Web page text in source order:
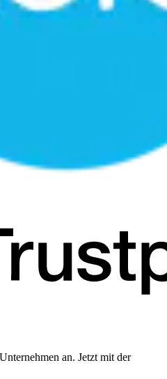
an. Jetzt mit der